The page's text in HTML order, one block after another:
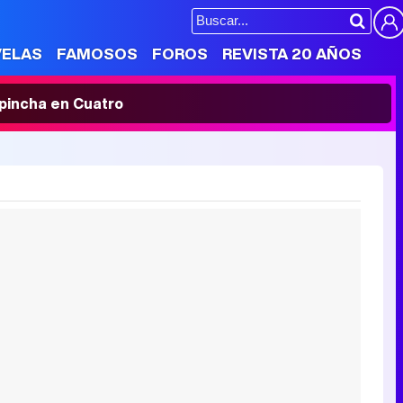
FAMOSOS FOROS REVISTA 20 AÑOS
en Cuatro